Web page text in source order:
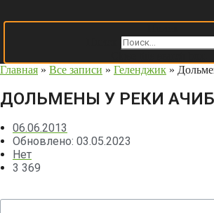
Главная » Все записи » Геленджик »
ДОЛЬМЕНЫ У РЕКИ
06.06.2013
Обновлено: 03.05.2023
Нет
3 369